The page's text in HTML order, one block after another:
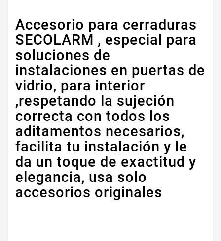
Accesorio para cerraduras
SECOLARM , especial para
soluciones de
instalaciones en puertas de
vidrio, para interior
,respetando la sujeción
correcta con todos los
aditamentos necesarios,
facilita tu instalación y le
da un toque de exactitud y
elegancia, usa solo
accesorios originales